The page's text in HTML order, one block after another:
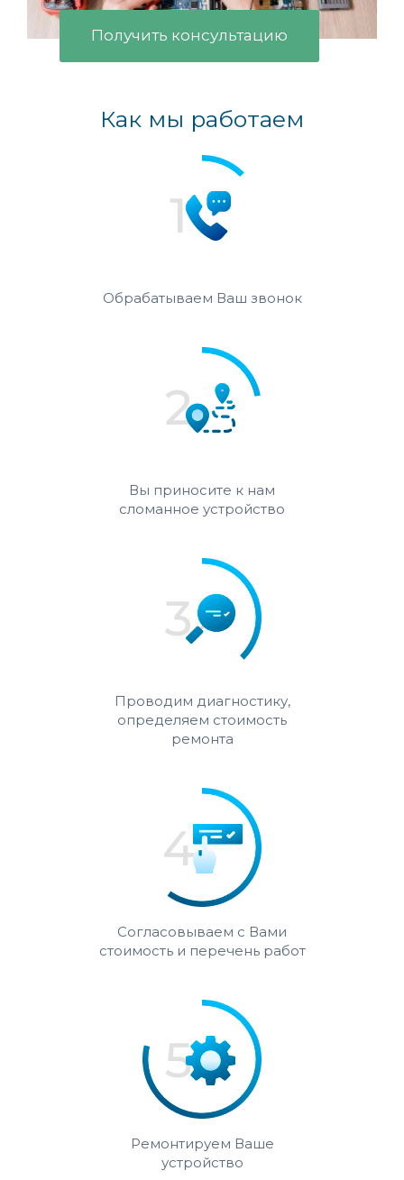
Получить консультацию
Как мы работаем
Обрабатываем Ваш звонок
Вы приносите к нам
сломанное устройство
Проводим диагностику,
определяем стоимость
ремонта
Согласовываем с Вами
стоимость и перечень работ
Ремонтируем Ваше
устройство